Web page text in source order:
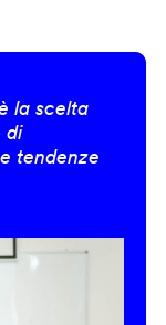
la scelta
di
tendenze